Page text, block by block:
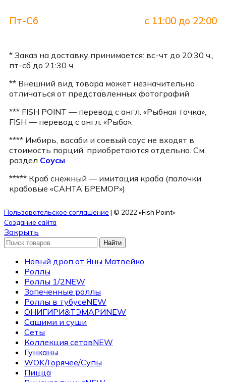
Пт-Сб с 11:00 до 22:00
* Заказ на доставку принимается: вс-чт до 20:30 ч.,
пт-сб до 21:30 ч.
** Внешний вид товара может незначительно
отличаться от представленных фотографий
*** FISH POINT — перевод с англ. «Рыбная точка»,
FISH — перевод с англ. «Рыба».
**** Имбирь, васаби и соевый соус не входят в
стоимость порций, приобретаются отдельно. См.
раздел Соусы
***** Краб снежный — имитация краба (палочки
крабовые «САНТА БРЕМОР»)
Пользовательское соглашение | © 2022 «Fish Point»
Создание сайта
Закрыть
Найти
Новый дроп от Яны Матвейко
Роллы
Роллы 1/2NEW
Запеченные роллы
Роллы в тубусеNEW
ОНИГИРИ&ТЭМАРИNEW
Сашими и суши
Сеты
Коллекция сетовNEW
Гунканы
WOK/Горячее/Супы
Пицца